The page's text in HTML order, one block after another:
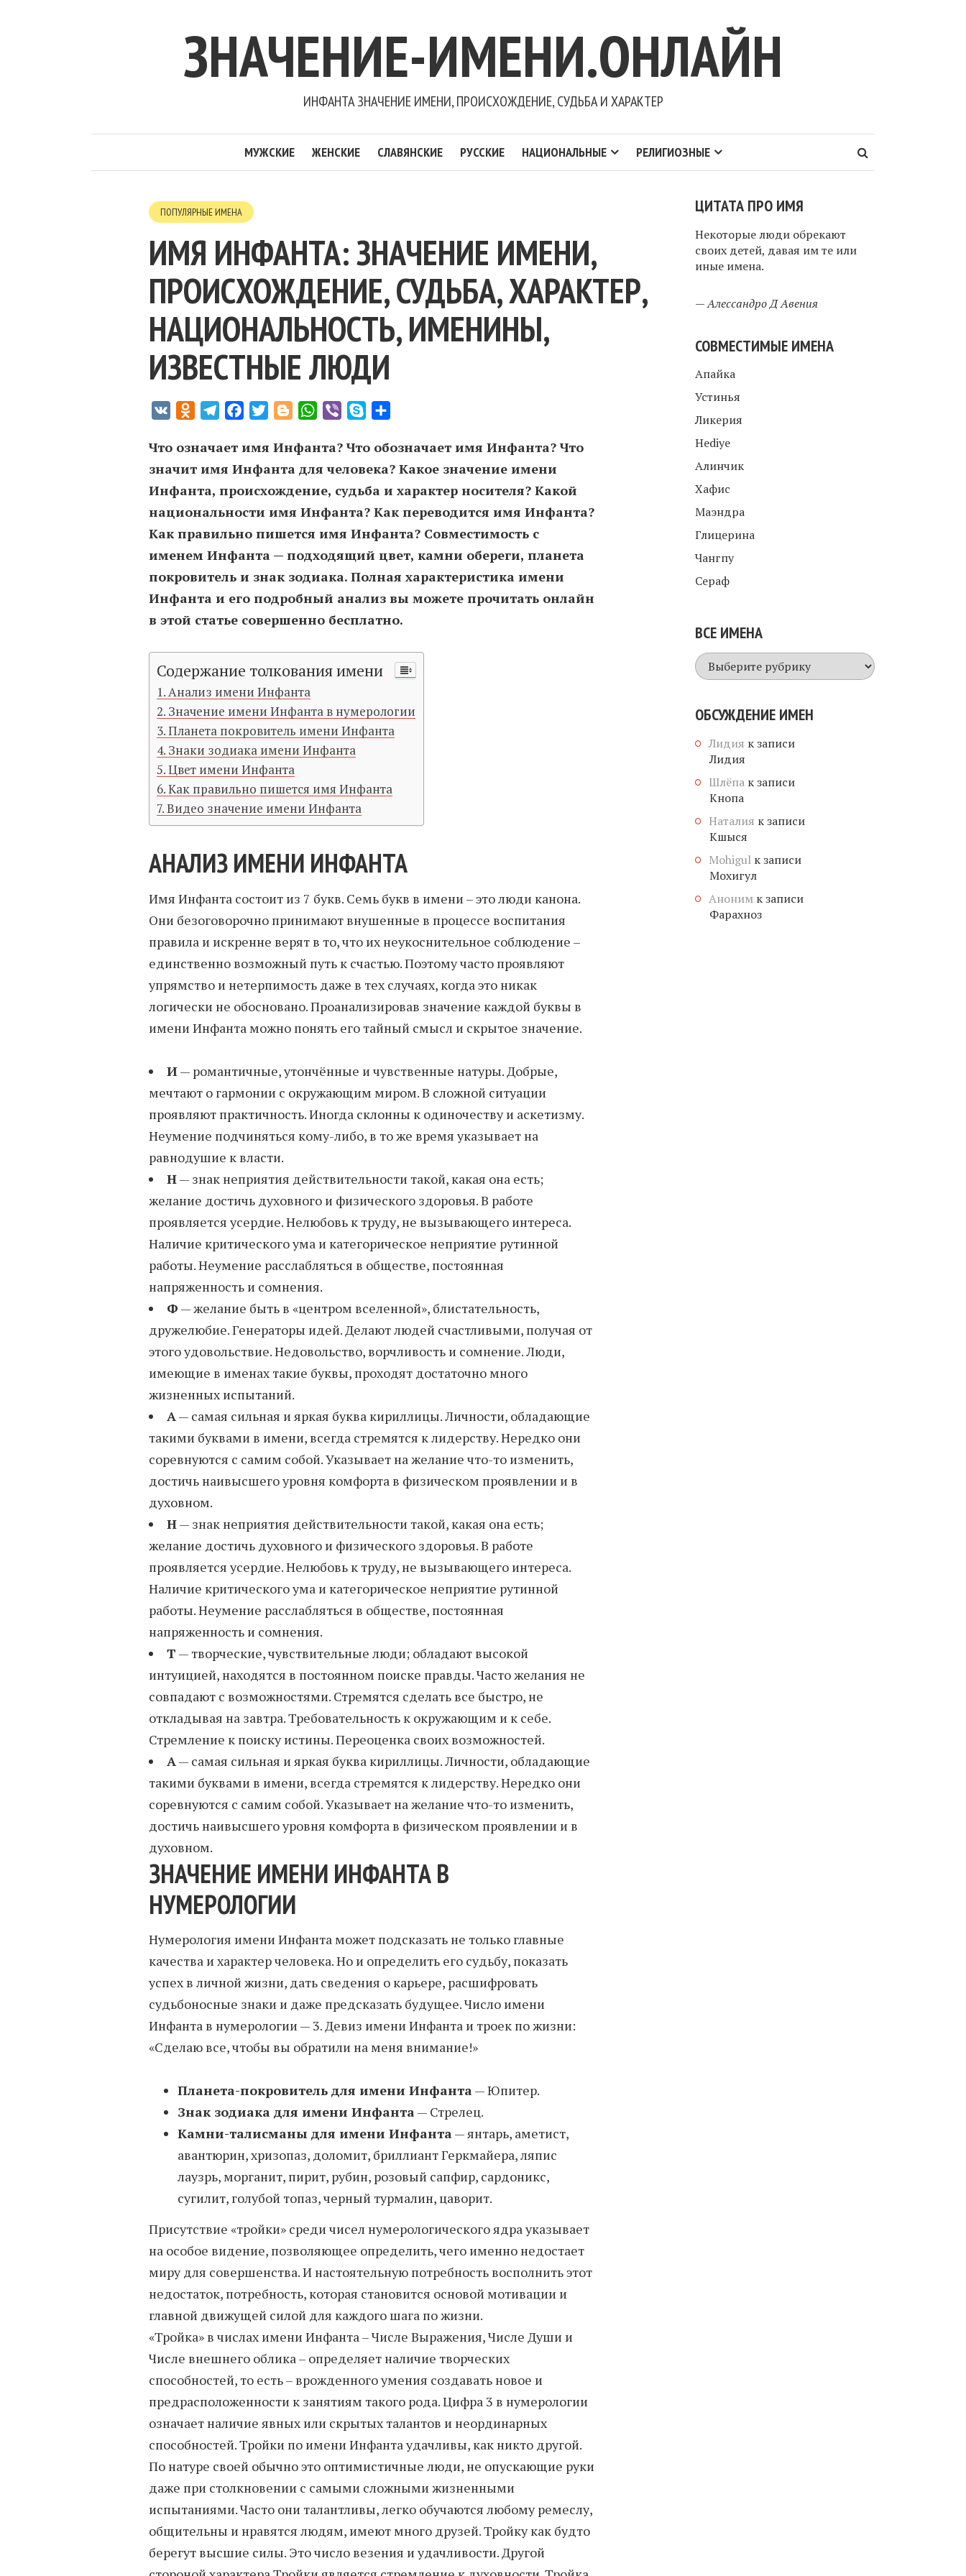
ЗНАЧЕНИЕ-ИМЕНИ.ОНЛАЙН
ИНФАНТА ЗНАЧЕНИЕ ИМЕНИ, ПРОИСХОЖДЕНИЕ, СУДЬБА И ХАРАКТЕР
МУЖСКИЕ ЖЕНСКИЕ СЛАВЯНСКИЕ РУССКИЕ НАЦИОНАЛЬНЫЕ РЕЛИГИОЗНЫЕ
ПОПУЛЯРНЫЕ ИМЕНА
ИМЯ ИНФАНТА: ЗНАЧЕНИЕ ИМЕНИ,
ПРОИСХОЖДЕНИЕ, СУДЬБА, ХАРАКТЕР,
НАЦИОНАЛЬНОСТЬ, ИМЕНИНЫ,
ИЗВЕСТНЫЕ ЛЮДИ
VK Odnoklassniki
TelegramFacebookTwitterBloggerWhatsApp
Viber Skype
Что означает имя Инфанта? Что обозначает имя Инфанта? Что
значит имя Инфанта для человека? Какое значение имени
Инфанта, происхождение, судьба и характер носителя? Какой
национальности имя Инфанта? Как переводится имя Инфанта?
Как правильно пишется имя Инфанта? Совместимость c
именем Инфанта — подходящий цвет, камни обереги, планета
покровитель и знак зодиака. Полная характеристика имени
Инфанта и его подробный анализ вы можете прочитать онлайн
в этой статье совершенно бесплатно.
Содержание толкования имени
Анализ имени Инфанта
Значение имени Инфанта в нумерологии
Планета покровитель имени Инфанта
Знаки зодиака имени Инфанта
Цвет имени Инфанта
Как правильно пишется имя Инфанта
Видео значение имени Инфанта
АНАЛИЗ ИМЕНИ ИНФАНТА
Имя Инфанта состоит из 7 букв. Семь букв в имени – это люди канона.
Они безоговорочно принимают внушенные в процессе воспитания
правила и искренне верят в то, что их неукоснительное соблюдение –
единственно возможный путь к счастью. Поэтому часто проявляют
упрямство и нетерпимость даже в тех случаях, когда это никак
логически не обосновано. Проанализировав значение каждой буквы в
имени Инфанта можно понять его тайный смысл и скрытое значение.
И— романтичные, утончённые и чувственные натуры. Добрые,
мечтают о гармонии с окружающим миром. В сложной ситуации
проявляют практичность. Иногда склонны к одиночеству и аскетизму.
Неумение подчиняться кому-либо, в то же время указывает на
равнодушие к власти.
Н— знак неприятия действительности такой, какая она есть;
желание достичь духовного и физического здоровья. В работе
проявляется усердие. Нелюбовь к труду, не вызывающего интереса.
Наличие критического ума и категорическое неприятие рутинной
работы. Неумение расслабляться в обществе, постоянная
напряженность и сомнения.
Ф — желание быть в «центром вселенной», блистательность,
дружелюбие. Генераторы идей. Делают людей счастливыми, получая от
этого удовольствие. Недовольство, ворчливость и сомнение. Люди,
имеющие в именах такие буквы, проходят достаточно много
жизненных испытаний.
А — самая сильная и яркая буква кириллицы. Личности, обладающие
такими буквами в имени, всегда стремятся к лидерству. Нередко они
соревнуются с самим собой. Указывает на желание что-то изменить,
достичь наивысшего уровня комфорта в физическом проявлении и в
духовном.
Н— знак неприятия действительности такой, какая она есть;
желание достичь духовного и физического здоровья. В работе
проявляется усердие. Нелюбовь к труду, не вызывающего интереса.
Наличие критического ума и категорическое неприятие рутинной
работы. Неумение расслабляться в обществе, постоянная
напряженность и сомнения.
Т — творческие, чувствительные люди; обладают высокой
интуицией, находятся в постоянном поиске правды. Часто желания не
совпадают с возможностями. Стремятся сделать все быстро, не
откладывая на завтра. Требовательность к окружающим и к себе.
Стремление к поиску истины. Переоценка своих возможностей.
А — самая сильная и яркая буква кириллицы. Личности, обладающие
такими буквами в имени, всегда стремятся к лидерству. Нередко они
соревнуются с самим собой. Указывает на желание что-то изменить,
достичь наивысшего уровня комфорта в физическом проявлении и в
духовном.
ЗНАЧЕНИЕ ИМЕНИ ИНФАНТА В
НУМЕРОЛОГИИ
Нумерология имени Инфанта может подсказать не только главные
качества и характер человека. Но и определить его судьбу, показать
успех в личной жизни, дать сведения о карьере, расшифровать
судьбоносные знаки и даже предсказать будущее. Число имени
Инфанта в нумерологии — 3. Девиз имени Инфанта и троек по жизни:
«Сделаю все, чтобы вы обратили на меня внимание!»
Планета-покровитель для имени Инфанта — Юпитер.
Знак зодиака для имени Инфанта — Стрелец.
Камни-талисманы для имени Инфанта — янтарь, аметист,
авантюрин, хризопаз, доломит, бриллиант Геркмайера, ляпис
лаузрь, морганит, пирит, рубин, розовый сапфир, сардоникс,
сугилит, голубой топаз, черный турмалин, цаворит.
Присутствие «тройки» среди чисел нумерологического ядра указывает
на особое видение, позволяющее определить, чего именно недостает
миру для совершенства. И настоятельную потребность восполнить этот
недостаток, потребность, которая становится основой мотивации и
главной движущей силой для каждого шага по жизни.
«Тройка» в числах имени Инфанта – Числе Выражения, Числе Души и
Числе внешнего облика – определяет наличие творческих
способностей, то есть – врожденного умения создавать новое и
предрасположенности к занятиям такого рода. Цифра 3 в нумерологии
означает наличие явных или скрытых талантов и неординарных
способностей. Тройки по имени Инфанта удачливы, как никто другой.
По натуре своей обычно это оптимистичные люди, не опускающие руки
даже при столкновении с самыми сложными жизненными
испытаниями. Часто они талантливы, легко обучаются любому ремеслу,
общительны и нравятся людям, имеют много друзей. Тройку как будто
берегут высшие силы. Это число везения и удачливости. Другой
ЦИТАТА ПРО ИМЯ
Некоторые люди обрекают
своих детей, давая им те или
иные имена.
—Алессандро Д Авения
СОВМЕСТИМЫЕ ИМЕНА
Апайка
Устинья
Ликерия
Hediye
Алинчик
Хафис
Маэндра
Глицерина
Чангпу
Сераф
ВСЕ ИМЕНА
Все
имена
ОБСУЖДЕНИЕ ИМЕН
Лидия к записи
Лидия
Шлёпа к записи
Кнопа
Наталия к записи
Кшыся
Mohigul к записи
Мохигул
Аноним к записи
Фарахноз